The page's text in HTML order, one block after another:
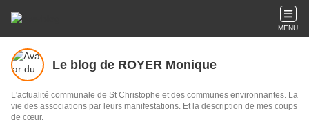
MENU
Le blog de ROYER Monique
L'actualité communale de St Christophe et des communes environnantes. La
vie des associations par leurs manifestations. Et la description de mes coups
de cœur.